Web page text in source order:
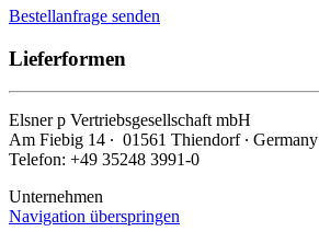
Bestellanfrage senden
Lieferformen
Elsnerp Vertriebsgesellschaft mbH
Am Fiebig 14 ∙ 01561 Thiendorf ∙ Germany
Telefon: +49 35248 3991-0
Unternehmen
Navigation überspringen